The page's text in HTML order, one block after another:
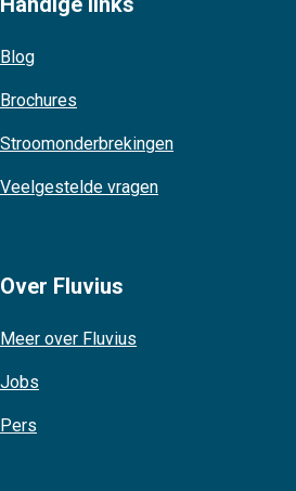
Blog
Brochures
Stroomonderbrekingen
Veelgestelde vragen
Over Fluvius
Meer over Fluvius
Jobs
Pers